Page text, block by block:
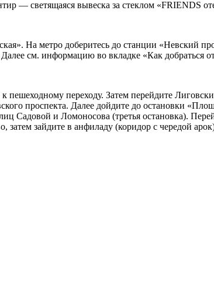
— светящаяся вывеска за стеклом «FRIENDS
На метро доберитесь до станции «Невский
см. информацию во вкладке «Как добраться
пешеходному переходу. Затем перейдите
проспекта. Далее дойдите до остановки
Садовой и Ломоносова (третья остановка).
зайдите в анфиладу (коридор с чередой